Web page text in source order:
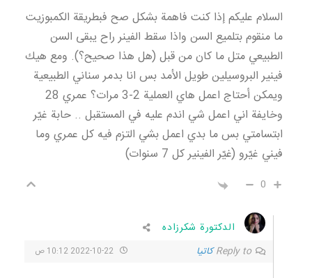
السلام عليكم إذا كنت فاهمة بشكل صح فبطريقة الكمبوزيت
ما منقوم بتلميع السن واذا سقط الفينر راح يبقى السن
الطبيعي متل ما كان من قبل (هل هذا صحيح؟). ومع هيك
فينير البروسيلين طويل الأمد بس انا بدمر سناني الطبيعية
ويمكن أحتاج اعمل هاي العملية 2-3 مرات؟ عمري 28
وخايفة اني اعمل شي اندم عليه في المستقبل .. حابة غيّر
ابتسامتي بس ما بدي اعمل بشي التزم فيه كل عمري وما
فيني غيّرو (غيّر الفينير كل 7 سنوات)
0
الدكتورة شكرزاده
Reply to کاتیا 2022-10-22 10:12 ص